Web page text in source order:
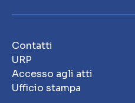
Contatti
URP
Accesso agli atti
Ufficio stampa